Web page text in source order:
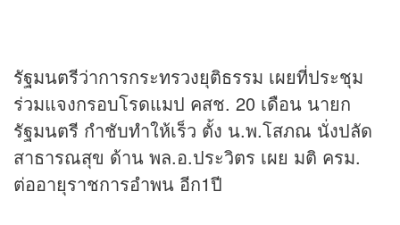
รัฐมนตรีว่าการกระทรวงยุติธรรม เผยที่ประชุม
ร่วมแจงกรอบโรดแมป คสช. 20 เดือน นายก
รัฐมนตรี กำชับทำให้เร็ว ตั้ง น.พ.โสภณ นั่งปลัด
สาธารณสุข ด้าน พล.อ.ประวิตร เผย มติ ครม.
ต่ออายุราชการอำพน อีก1ปี